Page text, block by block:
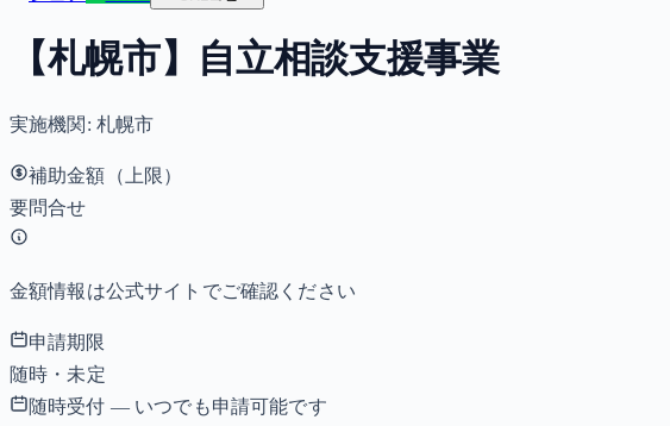
【札幌市】自立相談支援事業
実施機関: 札幌市
補助金額（上限）
要問合せ
金額情報は公式サイトでご確認ください
申請期限
随時・未定
随時受付 — いつでも申請可能です